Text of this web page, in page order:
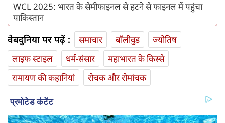
WCL 2025: भारत के सेमीफाइनल से हटने से फाइनल में पहुंचा
पाकिस्तान
वेबदुनिया पर पढ़ें : समाचार बॉलीवुड
ज्योतिष
लाइफ स्‍टाइल
धर्म-संसार
महाभारत के किस्से
रामायण की कहानियां
रोचक और रोमांचक